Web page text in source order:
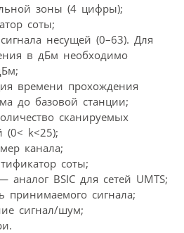
зоны (4 цифры);
соты;
несущей (0–63). Для
в дБм необходимо
времени прохождения
до базовой станции;
сканируемых
(0< k<25);
канала;
соты;
аналог BSIC для сетей UMTS;
сигнала;
сигнал/шум;